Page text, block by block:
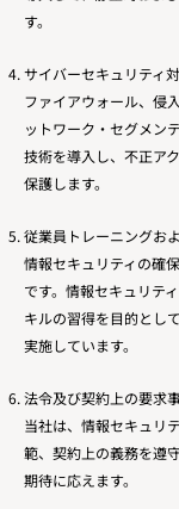
す。
サイバーセキュリティ
ファイアウォール、侵
ットワーク・セグメン
技術を導入し、不正ア
保護します。
従業員トレーニングお
情報セキュリティの確
です。情報セキュリテ
キルの習得を目的とし
実施しています。
法令及び契約上の要求
当社は、情報セキュリ
範、契約上の義務を遵
期待に応えます。